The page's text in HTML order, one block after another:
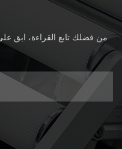
من فضلك تابع القراءة، ابق